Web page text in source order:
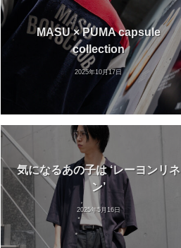
MASU × PUMA capsule
collection
2025年10月17日
気になるあの子は ‘レーヨンリネ
ン’
2025年5月16日